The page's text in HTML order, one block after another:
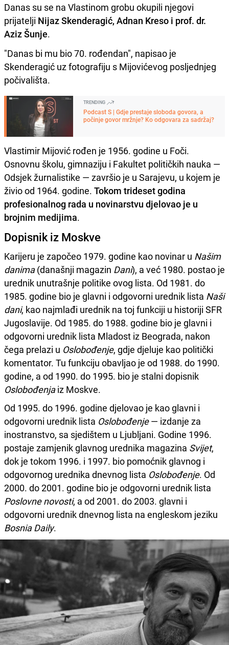
Danas su se na Vlastinom grobu okupili njegovi
prijatelji Nijaz Skenderagić, Adnan Kreso i prof. dr.
Aziz Šunje.
"Danas bi mu bio 70. rođendan", napisao je
Skenderagić uz fotografiju s Mijovićevog posljednjeg
počivališta.
TRENDING
Podcast S | Gdje prestaje sloboda govora, a
počinje govor mržnje? Ko odgovara za sadržaj?
Vlastimir Mijović rođen je 1956. godine u Foči.
Osnovnu školu, gimnaziju i Fakultet političkih nauka —
Odsjek žurnalistike — završio je u Sarajevu, u kojem je
živio od 1964. godine. Tokom trideset godina
profesionalnog rada u novinarstvu djelovao je u
brojnim medijima.
Dopisnik iz Moskve
Karijeru je započeo 1979. godine kao novinar u Našim
danima(današnji magazin Dani), a već 1980. postao je
urednik unutrašnje politike ovog lista. Od 1981. do
1985. godine bio je glavni i odgovorni urednik lista Naši
dani, kao najmlađi urednik na toj funkciji u historiji SFR
Jugoslavije. Od 1985. do 1988. godine bio je glavni i
odgovorni urednik lista Mladost iz Beograda, nakon
čega prelazi u Oslobođenje, gdje djeluje kao politički
komentator. Tu funkciju obavljao je od 1988. do 1990.
godine, a od 1990. do 1995. bio je stalni dopisnik
Oslobođenjaiz Moskve.
Od 1995. do 1996. godine djelovao je kao glavni i
odgovorni urednik lista Oslobođenje— izdanje za
inostranstvo, sa sjedištem u Ljubljani. Godine 1996.
postaje zamjenik glavnog urednika magazina Svijet,
dok je tokom 1996. i 1997. bio pomoćnik glavnog i
odgovornog urednika dnevnog lista Oslobođenje. Od
2000. do 2001. godine bio je odgovorni urednik lista
Poslovne novosti, a od 2001. do 2003. glavni i
odgovorni urednik dnevnog lista na engleskom jeziku
Bosnia Daily.